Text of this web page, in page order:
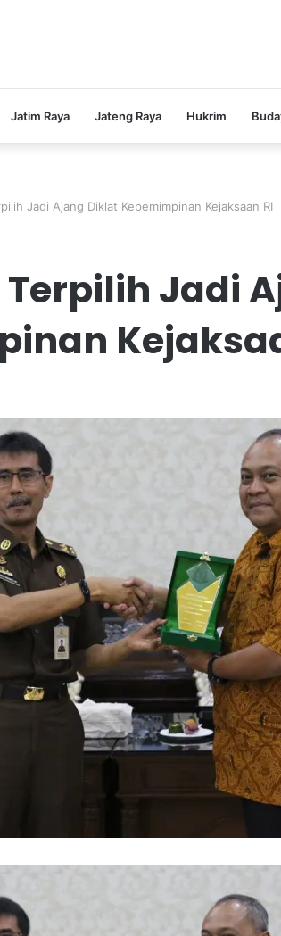
Jatim Raya Jateng Raya Hukrim
Jadi Ajang Diklat Kepemimpinan Kejaksaan RI
Jadi